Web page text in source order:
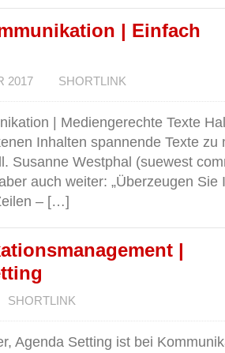
| Einfach
2017 SHORTLINK
| Mediengerechte Texte
Inhalten spannende Texte zu
Susanne Westphal (suewest
auch weiter: „Überzeugen Sie
– […]
|
SHORTLINK
Agenda Setting ist bei